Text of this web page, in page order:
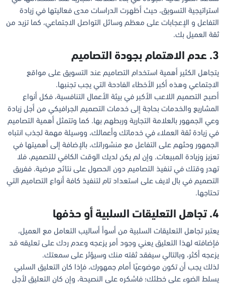
استراتيجية التسويق، حيث أظهرت الدراسات مدى فعاليتها في زيادة
التفاعل و الإعجابات على معظم وسائل التواصل الاجتماعي، كما تزيد من
ثقة العميل بك.
3. عدم الاهتمام بجودة التصاميم
يتجاهل الكثير أهمية استخدام التصاميم عند التسويق على مواقع
الاجتماعي وهذه أكبر الأخطاء الفادحة التي يجب تجنبها.
أصبح التصميم اللاعب الأكبر في بيئة الأعمال التنافسية، فكل أنواع
المشاريع والخدمات بحاجة إلى خدمات التصميم الجرافيكي من أجل زيادة
وعي الجمهور بالعلامة التجارية وربطهم بها. كما وتتمثل أهمية التصاميم
في زيادة ثقة العملاء في خدماتك وأعمالك، ووسيلة مهمة لجذب انتباه
الجمهور وحثهم على التفاعل مع منشوراتك، بالإضافة إلى أهميتها في
تعزيز وزيادة المبيعات. وإن لم يكن لديك الوقت الكافي للتصميم، فلا
تهدر وقتك في تنفيذ التصاميم دون الحصول على نتائج مرضية. ففريق
التصميم في بال لايف على استعداد تام لتنفيذ كافة أنواع التصاميم التي
تحتاجها.
4. تجاهل التعليقات السلبية أو حذفها
يعتبر تجاهل التعليقات السلبية من أسوأ أساليب التعامل مع العميل،
فإضافته لهذا التعليق يعني وجود أمر يزعجه وعدم ردك على تعليقه قد
يزعجه أكثر، وبالتالي سيفقد ثقته منك وسيؤثر على سمعتك.
لذلك يجب أن تكون موضوعيًا أمام جمهورك، فإذا كان التعليق السلبي
يسلط الضوء على خطئك؛ فاشكره على النصيحة، وإن كان التعليق لأجل